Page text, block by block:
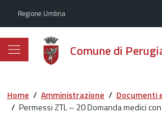
Regione Umbria
Comune di
Home / Amministrazione / Documenti
/ Permessi ZTL – 20 Domanda medici